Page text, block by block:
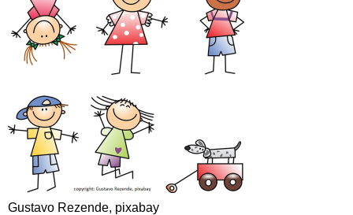
Gustavo Rezende, pixabay